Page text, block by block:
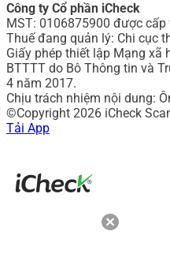
Công ty Cổ phần iCheck
MST: 0106875900 được
Thuế đang quản lý: Chi cục
Giấy phép thiết lập Mạng xã
BTTTT do Bô Thông tin và
4 năm 2017.
Chịu trách nhiệm nội dung:
©Copyright 2026 iCheck
Tải App